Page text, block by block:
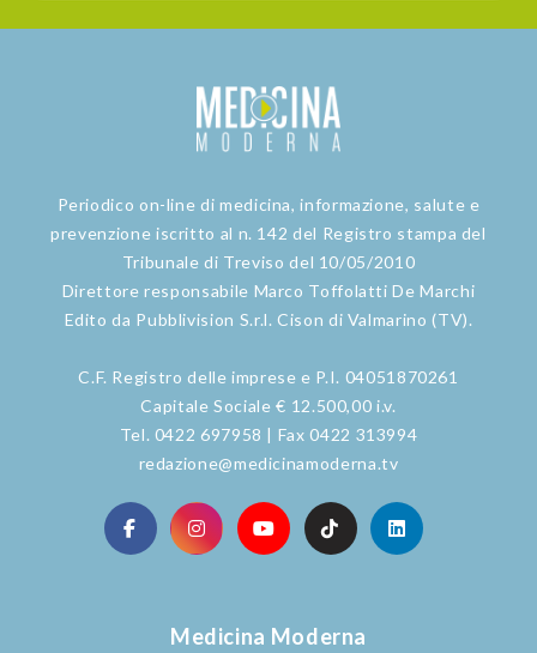
Periodico on-line di medicina, informazione, salute e
prevenzione iscritto al n. 142 del Registro stampa del
Tribunale di Treviso del 10/05/2010
Direttore responsabile Marco Toffolatti De Marchi
Edito da Pubblivision S.r.l. Cison di Valmarino (TV).
C.F. Registro delle imprese e P.I. 04051870261
Capitale Sociale € 12.500,00 i.v.
Tel. 0422 697958 | Fax 0422 313994
redazione@medicinamoderna.tv
Medicina Moderna